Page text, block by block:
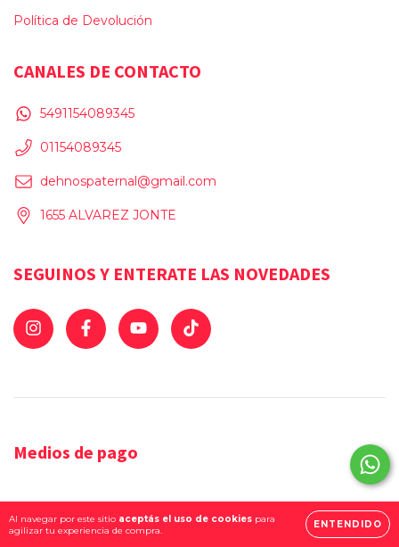
Al navegar por este sitio aceptás el uso de cookies para
agilizar tu experiencia de compra.
ENTENDIDO
Política de Devolución
CANALES DE CONTACTO
5491154089345
01154089345
dehnospaternal@gmail.com
1655 ALVAREZ JONTE
SEGUINOS Y ENTERATE LAS NOVEDADES
Medios de pago